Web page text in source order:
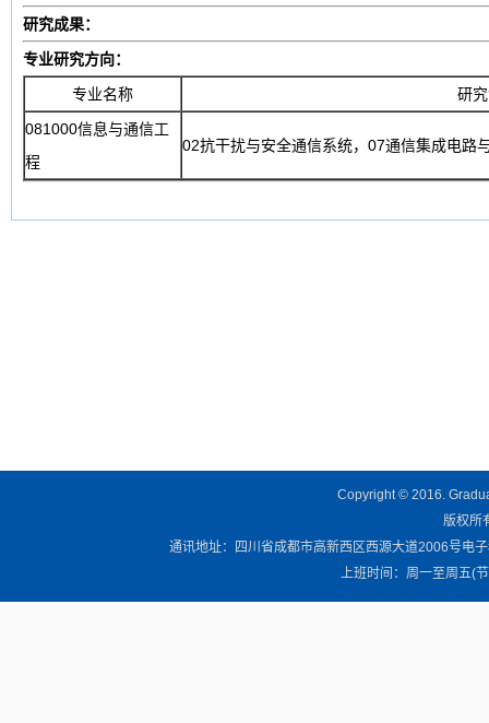
研究成果：
专业研究方向：
专业名称
研
081000信息与通信工
程
02抗干扰与安全通信系统，07通信集成电路
Copyright © 2016.
版权所
通讯地址：四川省成都市高新西区西源大道2006号电
上班时间：周一至周五(